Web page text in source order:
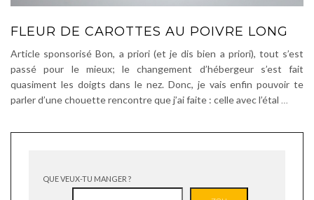
FLEUR DE CAROTTES AU POIVRE LONG
Article sponsorisé Bon, a priori (et je dis bien a priori), tout s’est
passé pour le mieux; le changement d’hébergeur s’est fait
quasiment les doigts dans le nez. Donc, je vais enfin pouvoir te
parler d’une chouette rencontre que j’ai faite : celle avec l’étal …
QUE VEUX-TU MANGER ?